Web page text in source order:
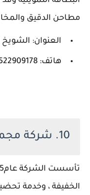
مطاحن الدقيق والمخابز
العنوان: الشويخ
هاتف: 0096522909178
10. شركة مجموعة اعمار الغذائية
الخفيفة ، وخدمة